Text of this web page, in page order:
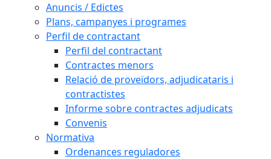
Anuncis / Edictes
Plans, campanyes i programes
Perfil de contractant
Perfil del contractant
Contractes menors
Relació de proveïdors, adjudicataris i
contractistes
Informe sobre contractes adjudicats
Convenis
Normativa
Ordenances reguladores